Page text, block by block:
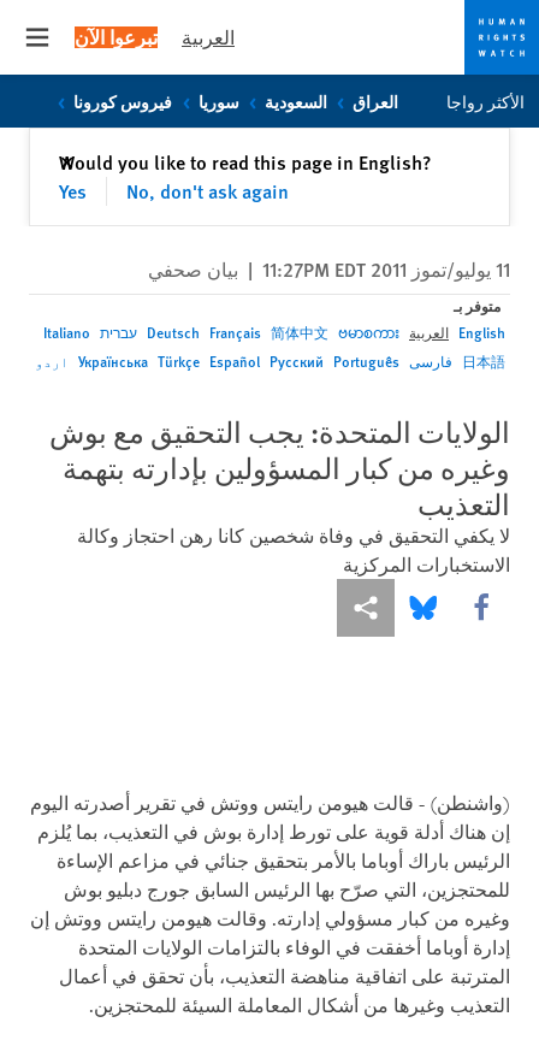
Skip
to
Skip
to
العربية تبرعوا الآن
الأكثر رواجا العراق السعودية سوريا فيروس كورونا
Would you like to read this page in English?
Yes
No, don't ask again
✕إغلاق
11 يوليو/تموز 2011 11:27PM EDT | بيان صحفي
متوفر بـ
English العربية ဗမာစကား
简体中文
Français
Deutsch עברית Italiano
日本語 فارسی Português
Русский
Español
Türkçe
Українська اردو
الولايات المتحدة: يجب التحقيق مع بوش
وغيره من كبار المسؤولين بإدارته بتهمة
التعذيب
لا يكفي التحقيق في وفاة شخصين كانا رهن احتجاز وكالة
الاستخبارات المركزية
Share this via Facebook
Share this via Bluesky
Share this via مشاركة
(واشنطن) - قالت هيومن رايتس ووتش في تقرير أصدرته اليوم
إن هناك أدلة قوية على تورط إدارة بوش في التعذيب، بما يُلزم
الرئيس باراك أوباما بالأمر بتحقيق جنائي في مزاعم الإساءة
للمحتجزين، التي صرّح بها الرئيس السابق جورج دبليو بوش
وغيره من كبار مسؤولي إدارته. وقالت هيومن رايتس ووتش إن
إدارة أوباما أخفقت في الوفاء بالتزامات الولايات المتحدة
المترتبة على اتفاقية مناهضة التعذيب، بأن تحقق في أعمال
التعذيب وغيرها من أشكال المعاملة السيئة للمحتجزين.